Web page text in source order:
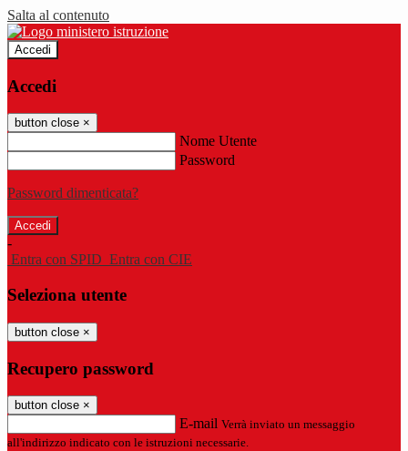
Salta al contenuto
Accedi
Accedi
button close ×
Nome Utente
Password
Password dimenticata?
-
Entra con SPID Entra con CIE
Seleziona utente
button close ×
Recupero password
button close ×
E-mail Verrà inviato un messaggio
all'indirizzo indicato con le istruzioni necessarie.